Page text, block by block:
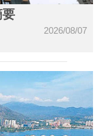
2026/08/07